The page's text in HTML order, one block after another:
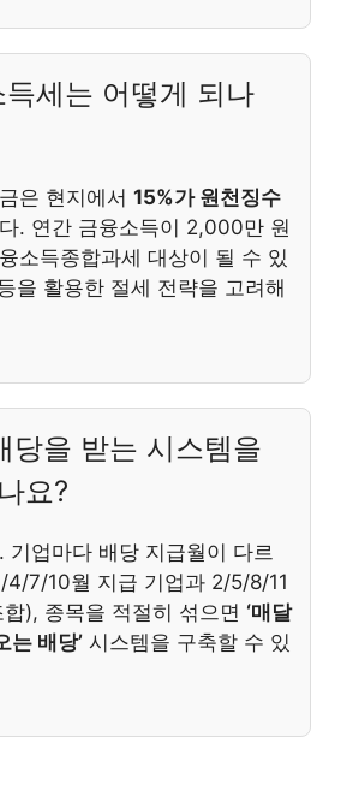
세는 어떻게 되나
은 현지에서 15%가 원천징수
. 연간 금융소득이 2,000만 원
소득종합과세 대상이 될 수 있
을 활용한 절세 전략을 고려해
당을 받는 시스템을
요?
기업마다 배당 지급월이 다르
4/7/10월 지급 기업과 2/5/8/11
), 종목을 적절히 섞으면 ‘매달
는 배당’ 시스템을 구축할 수 있